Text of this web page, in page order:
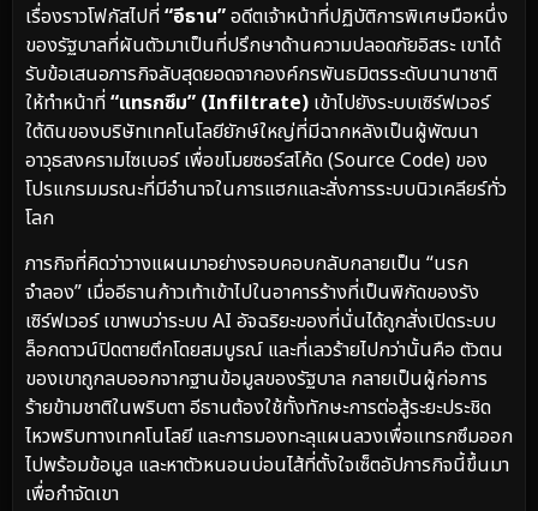
เรื่องราวโฟกัสไปที่“อีธาน”อดีตเจ้าหน้าที่ปฏิบัติการพิเศษมือหนึ่ง
ของรัฐบาลที่ผันตัวมาเป็นที่ปรึกษาด้านความปลอดภัยอิสระ เขาได้
รับข้อเสนอภารกิจลับสุดยอดจากองค์กรพันธมิตรระดับนานาชาติ
ให้ทำหน้าที่“แทรกซึม” (Infiltrate) เข้าไปยังระบบเซิร์ฟเวอร์
ใต้ดินของบริษัทเทคโนโลยียักษ์ใหญ่ที่มีฉากหลังเป็นผู้พัฒนา
อาวุธสงครามไซเบอร์ เพื่อขโมยซอร์สโค้ด (Source Code) ของ
โปรแกรมมรณะที่มีอำนาจในการแฮกและสั่งการระบบนิวเคลียร์ทั่ว
โลก
ภารกิจที่คิดว่าวางแผนมาอย่างรอบคอบกลับกลายเป็น “นรก
จำลอง” เมื่ออีธานก้าวเท้าเข้าไปในอาคารร้างที่เป็นพิกัดของรัง
เซิร์ฟเวอร์ เขาพบว่าระบบ AI อัจฉริยะของที่นั่นได้ถูกสั่งเปิดระบบ
ล็อกดาวน์ปิดตายตึกโดยสมบูรณ์ และที่เลวร้ายไปกว่านั้นคือ ตัวตน
ของเขาถูกลบออกจากฐานข้อมูลของรัฐบาล กลายเป็นผู้ก่อการ
ร้ายข้ามชาติในพริบตา อีธานต้องใช้ทั้งทักษะการต่อสู้ระยะประชิด
ไหวพริบทางเทคโนโลยี และการมองทะลุแผนลวงเพื่อแทรกซึมออก
ไปพร้อมข้อมูล และหาตัวหนอนบ่อนไส้ที่ตั้งใจเซ็ตอัปภารกิจนี้ขึ้นมา
เพื่อกำจัดเขา